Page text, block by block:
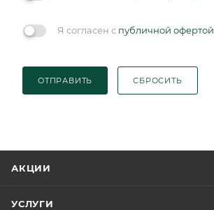
Я согласен с публичной офертой
ОТПРАВИТЬ СБРОСИТЬ
АКЦИИ
УСЛУГИ